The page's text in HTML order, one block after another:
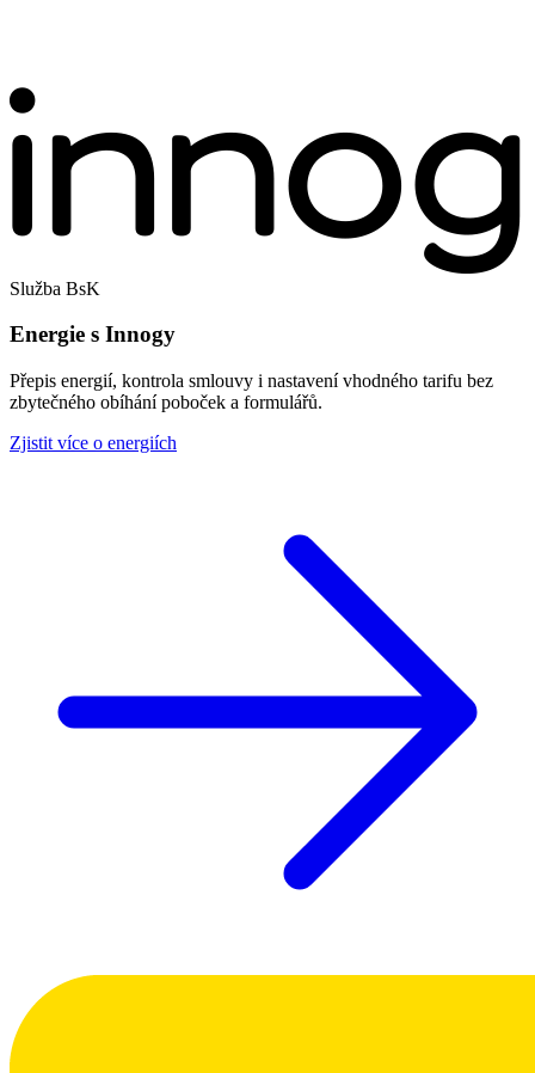
Služba BsK
Energie s Innogy
Přepis energií, kontrola smlouvy i nastavení vhodného tarifu bez
zbytečného obíhání poboček a formulářů.
Zjistit více o energiích